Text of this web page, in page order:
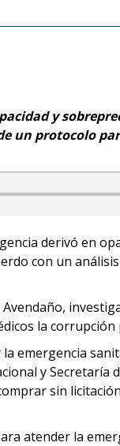
y
un protocolo
derivó en
con un
la
emergencia
y Secretaría
sin
atender la